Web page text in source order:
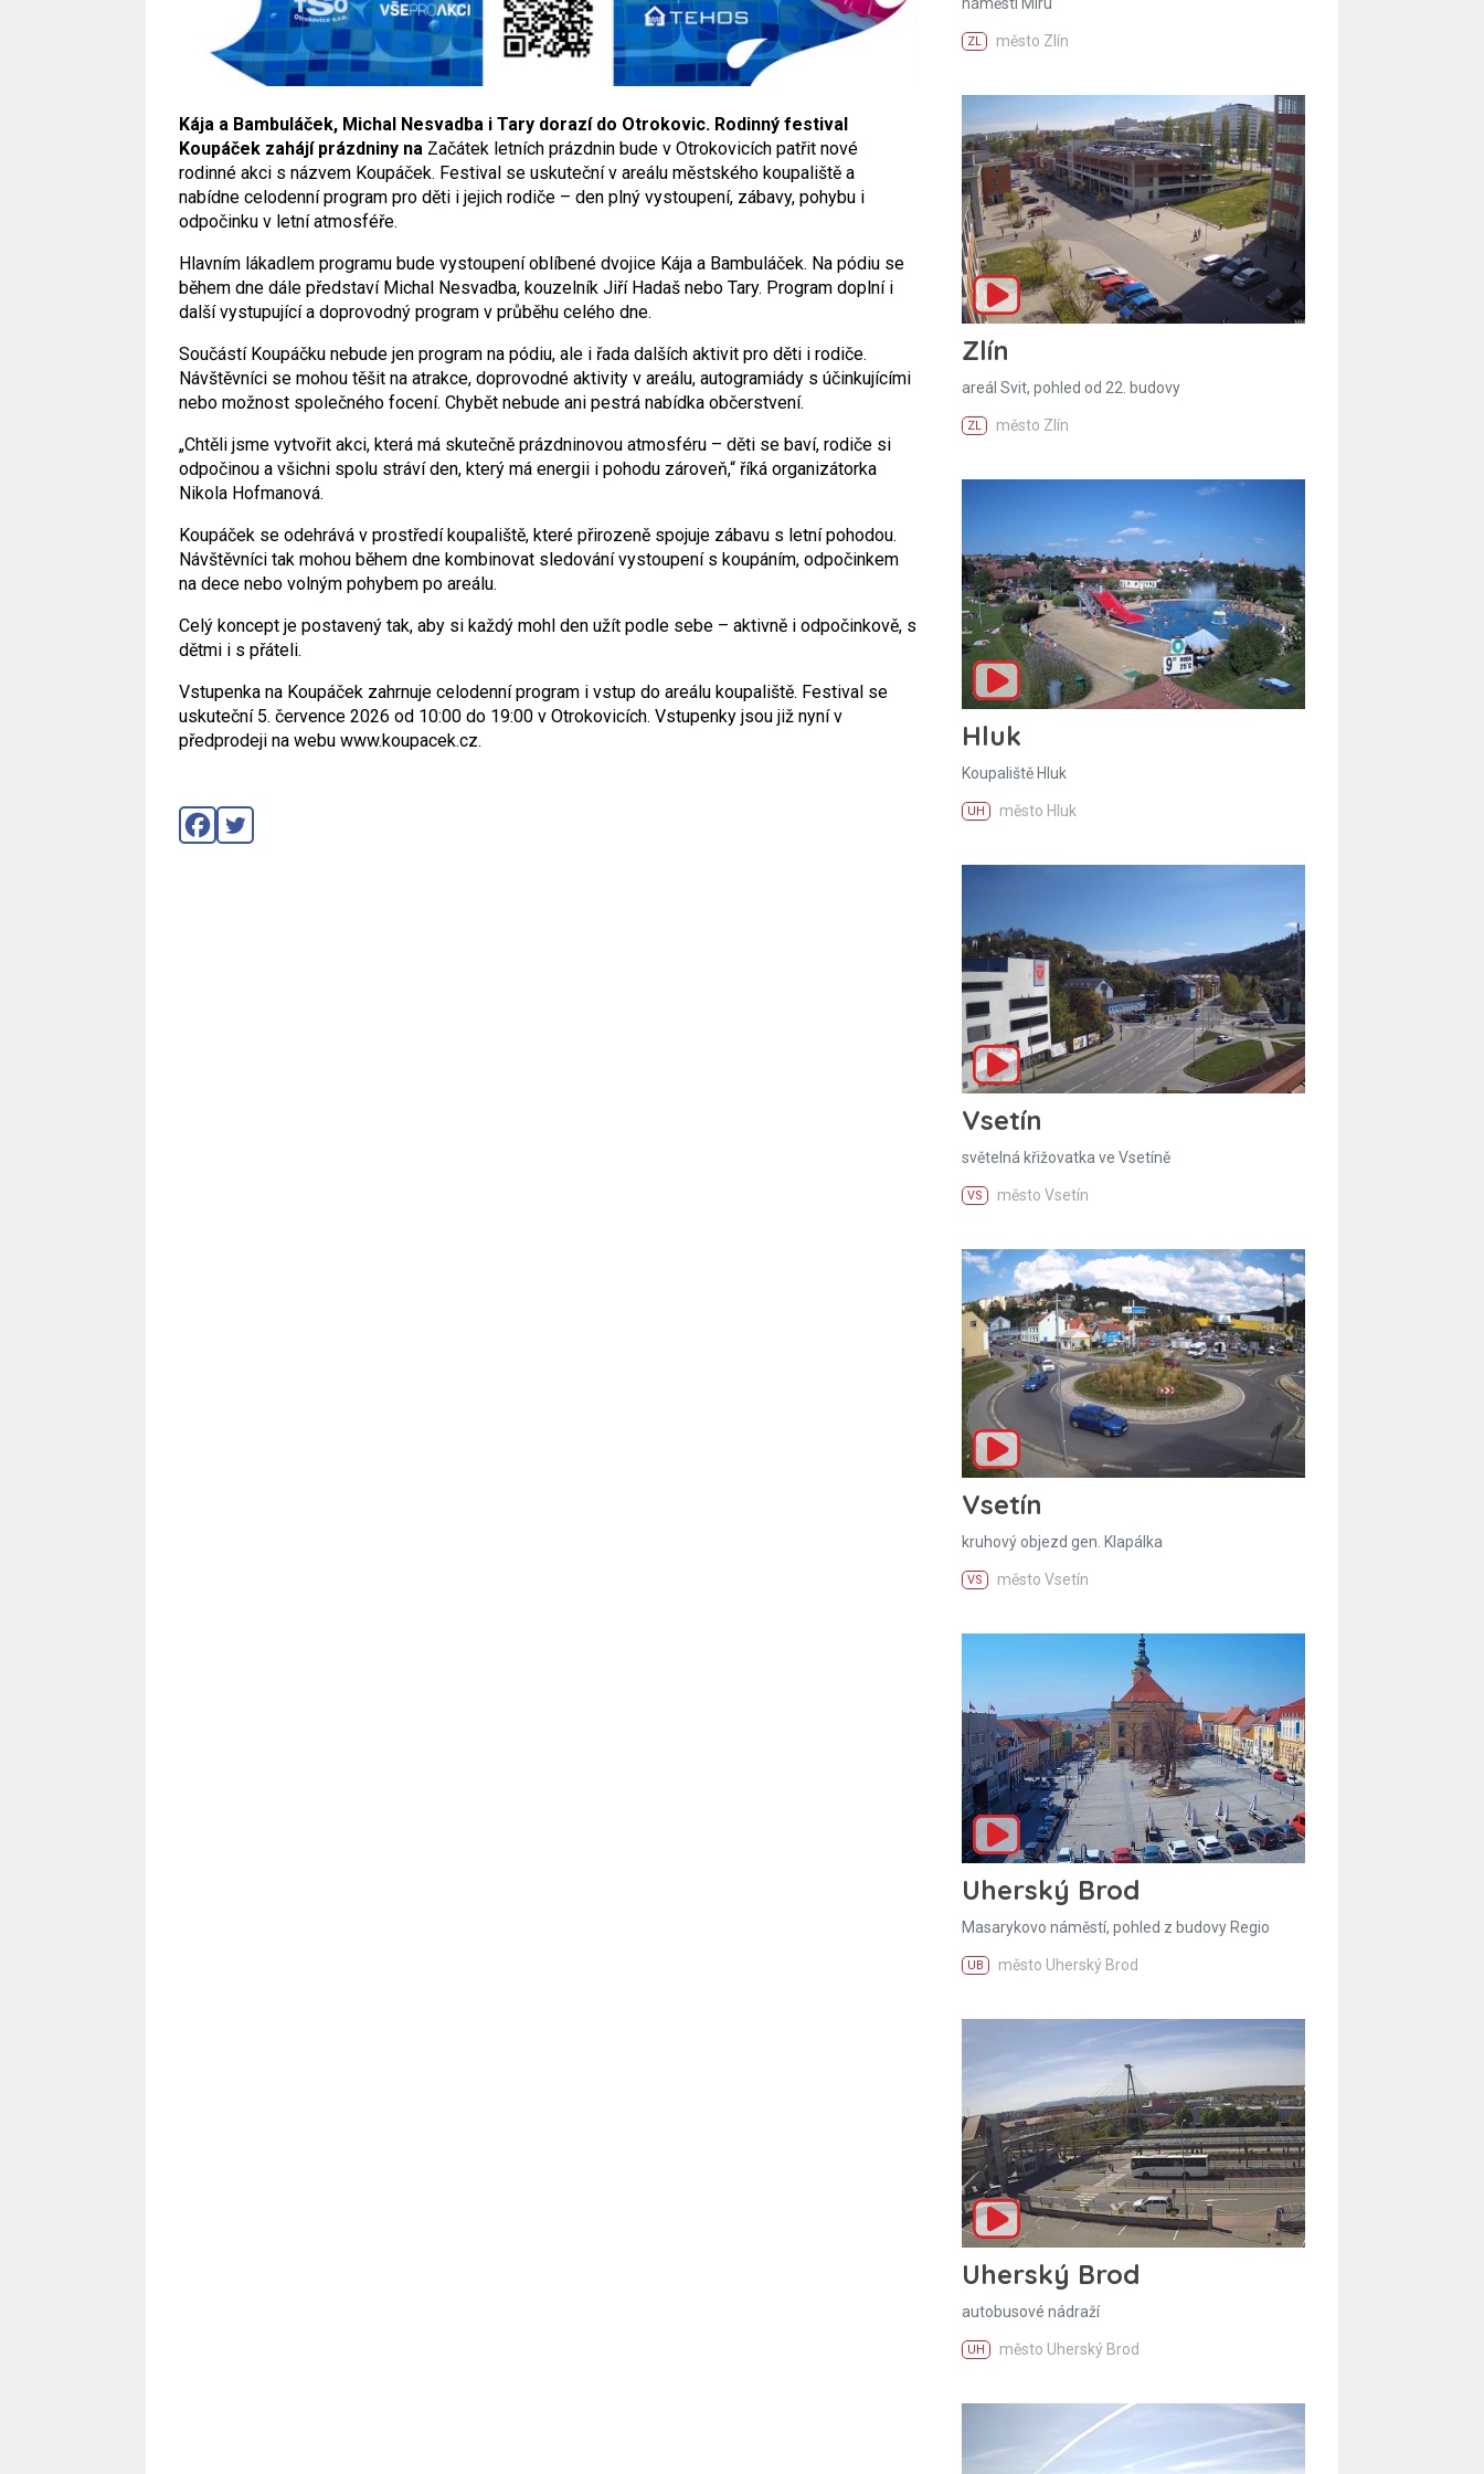
Kája a Bambuláček, Michal Nesvadba i Tary dorazí do Otrokovic. Rodinný festival
Koupáček zahájí prázdniny na Začátek letních prázdnin bude v Otrokovicích patřit nové
rodinné akci s názvem Koupáček. Festival se uskuteční v areálu městského koupaliště a
nabídne celodenní program pro děti i jejich rodiče – den plný vystoupení, zábavy, pohybu i
odpočinku v letní atmosféře.
Hlavním lákadlem programu bude vystoupení oblíbené dvojice Kája a Bambuláček. Na pódiu se
během dne dále představí Michal Nesvadba, kouzelník Jiří Hadaš nebo Tary. Program doplní i
další vystupující a doprovodný program v průběhu celého dne.
Součástí Koupáčku nebude jen program na pódiu, ale i řada dalších aktivit pro děti i rodiče.
Návštěvníci se mohou těšit na atrakce, doprovodné aktivity v areálu, autogramiády s účinkujícími
nebo možnost společného focení. Chybět nebude ani pestrá nabídka občerstvení.
„Chtěli jsme vytvořit akci, která má skutečně prázdninovou atmosféru – děti se baví, rodiče si
odpočinou a všichni spolu stráví den, který má energii i pohodu zároveň,“ říká organizátorka
Nikola Hofmanová.
Koupáček se odehrává v prostředí koupaliště, které přirozeně spojuje zábavu s letní pohodou.
Návštěvníci tak mohou během dne kombinovat sledování vystoupení s koupáním, odpočinkem
na dece nebo volným pohybem po areálu.
Celý koncept je postavený tak, aby si každý mohl den užít podle sebe – aktivně i odpočinkově, s
dětmi i s přáteli.
Vstupenka na Koupáček zahrnuje celodenní program i vstup do areálu koupaliště. Festival se
uskuteční 5. července 2026 od 10:00 do 19:00 v Otrokovicích. Vstupenky jsou již nyní v
předprodeji na webu www.koupacek.cz.
ZL město Zlín
Zlín
areál Svit, pohled od 22. budovy
ZL město Zlín
Hluk
Koupaliště Hluk
UH město Hluk
Vsetín
světelná křižovatka ve Vsetíně
VS město Vsetín
Vsetín
kruhový objezd gen. Klapálka
VS město Vsetín
Uherský Brod
Masarykovo náměstí, pohled z budovy Regio
UB město Uherský Brod
Uherský Brod
autobusové nádraží
UH město Uherský Brod